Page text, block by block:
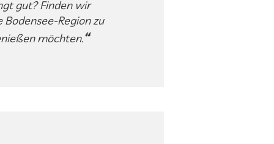
gut? Finden wir
Region zu
möchten.